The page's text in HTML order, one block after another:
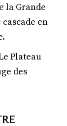
la Grande
en
Plateau
des